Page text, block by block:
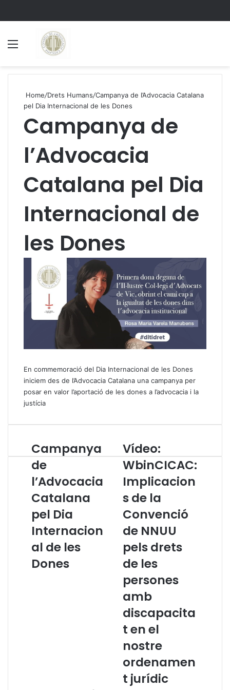
Home/Drets Humans/Campanya de l’Advocacia Catalana
pel Dia Internacional de les Dones
Campanya de
l’Advocacia
Catalana pel Dia
Internacional de
les Dones
En commemoració del Dia Internacional de les Dones
iniciem des de l’Advocacia Catalana una campanya per
posar en valor l’aportació de les dones a l’advocacia i la
justícia
C
a
m
p
n
y
a
l
Campanya
de
l’Advocacia
Catalana
pel Dia
Internacion
al de les
Dones
V
í
d
e
:
W
b
i
C
I
A
C
I
m
l
i
a
Vídeo:
WbinCICAC:
Implicacion
s de la
Convenció
de NNUU
pels drets
de les
persones
amb
discapacita
t en el
nostre
ordenamen
t jurídic